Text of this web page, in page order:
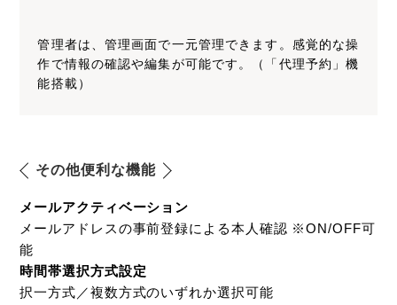
管理者は、管理画面で一元管理できます。感覚的な操
作で情報の確認や編集が可能です。（「代理予約」機
能搭載）
その他便利な機能
メールアクティベーション
メールアドレスの事前登録による本人確認 ※ON/OFF可
能
時間帯選択方式設定
択一方式／複数方式のいずれか選択可能